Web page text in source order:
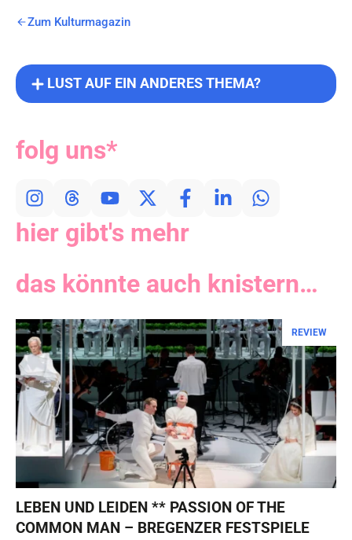
Zum Kulturmagazin
hier gibt's mehr
das könnte auch knistern…
REVIEW
LEBEN UND LEIDEN ** PASSION OF THE
COMMON MAN – BREGENZER FESTSPIELE
folg uns*
LUST AUF EIN ANDERES THEMA?